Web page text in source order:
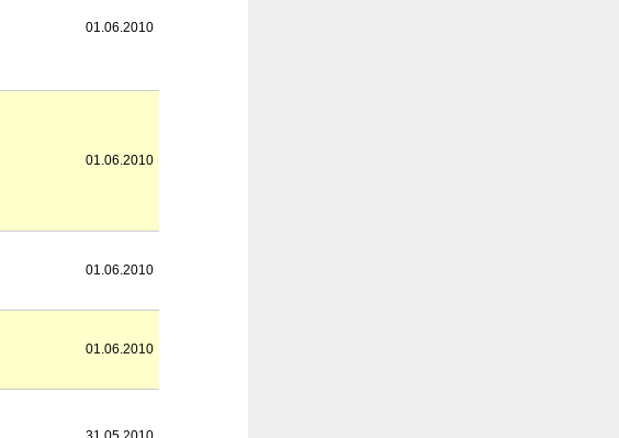
01.06.2010
01.06.2010
01.06.2010
01.06.2010